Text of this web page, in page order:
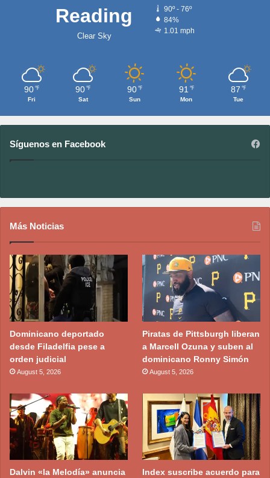
Reading
Clear Sky
90º - 76º
84%
1.01 mph
90 ℉
Fri
90 ℉
Sat
90 ℉
Sun
91 ℉
Mon
87 ℉
Tue
Síguenos en Facebook
Más Noticias
Dominicano deportado
desde Filadelfia pese a
orden judicial
August 5, 2026
Piratas de Pittsburgh liberan
a Marcell Ozuna y suben al
dominicano Ronny Simón
August 5, 2026
Dalvin «la Melodía» anuncia
Index suscribe acuerdo para